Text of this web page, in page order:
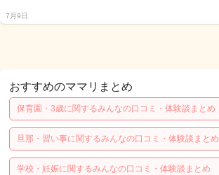
7月9日
おすすめのママリまとめ
保育園・3歳に関するみんなの口コミ・体験談まとめ
旦那・習い事に関するみんなの口コミ・体験談まとめ
学校・妊娠に関するみんなの口コミ・体験談まとめ